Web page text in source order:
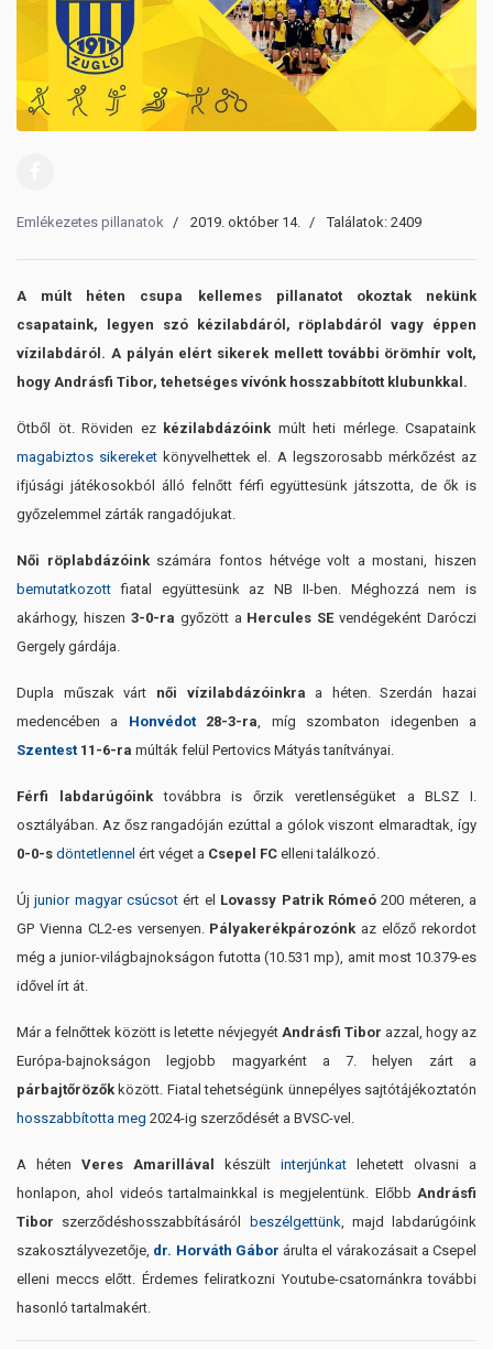
Emlékezetes pillanatok 2019. október 14. Találatok: 2409
A múlt héten csupa kellemes pillanatot okoztak nekünk
csapataink, legyen szó kézilabdáról, röplabdáról vagy éppen
vízilabdáról. A pályán elért sikerek mellett további örömhír volt,
hogy Andrásfi Tibor, tehetséges vívónk hosszabbított klubunkkal.
Ötből öt. Röviden ez kézilabdázóink múlt heti mérlege. Csapataink
magabiztos sikereket könyvelhettek el. A legszorosabb mérkőzést az
ifjúsági játékosokból álló felnőtt férfi együttesünk játszotta, de ők is
győzelemmel zárták rangadójukat.
Női röplabdázóinkszámára fontos hétvége volt a mostani, hiszen
bemutatkozott fiatal együttesünk az NB II-ben. Méghozzá nem is
akárhogy, hiszen 3-0-ra győzött a Hercules SE vendégeként Daróczi
Gergely gárdája.
Dupla műszak várt női vízilabdázóinkra a héten. Szerdán hazai
medencében a Honvédot 28-3-ra , míg szombaton idegenben a
Szentest 11-6-ra múlták felül Pertovics Mátyás tanítványai.
Férfi labdarúgóinktovábbra is őrzik veretlenségüket a BLSZ I.
osztályában. Az ősz rangadóján ezúttal a gólok viszont elmaradtak, így
0-0-s döntetlennel ért véget a Csepel FC elleni találkozó.
Újjunior magyar csúcsot ért el Lovassy Patrik Rómeó200 méteren, a
GP Vienna CL2-es versenyen. Pályakerékpározónk az előző rekordot
még a junior-világbajnokságon futotta (10.531 mp), amit most 10.379-es
idővel írt át.
Már a felnőttek között is letette névjegyét Andrásfi Tibor azzal, hogy az
Európa-bajnokságon legjobb magyarként a 7. helyen zárt a
párbajtőrözők között. Fiatal tehetségünk ünnepélyes sajtótájékoztatón
hosszabbította meg 2024-ig szerződését a BVSC-vel.
A héten Veres Amarillával készült interjúnkat lehetett olvasni a
honlapon, ahol videós tartalmainkkal is megjelentünk. Előbb Andrásfi
Tibor szerződéshosszabbításáról beszélgettünk , majd labdarúgóink
szakosztályvezetője, dr. Horváth Gábor árulta el várakozásait a Csepel
elleni meccs előtt. Érdemes feliratkozni Youtube-csatornánkra további
hasonló tartalmakért.